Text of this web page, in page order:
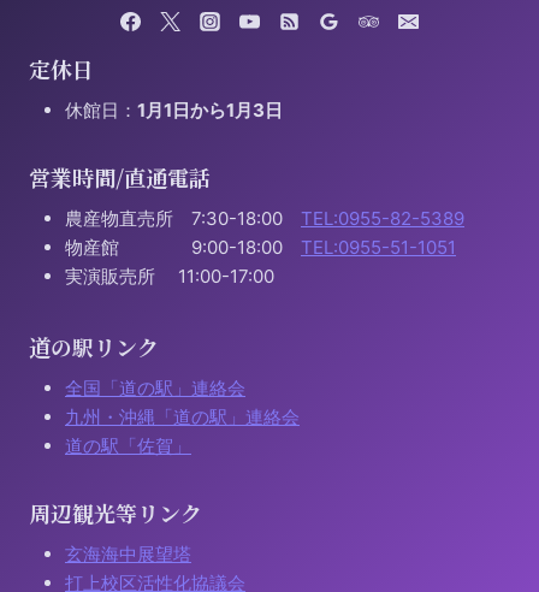
定休日
休館日： 1月1日から1月3日
営業時間/直通電話
農産物直売所 7:30-18:00 TEL:0955-82-5389
物産館 9:00-18:00 TEL:0955-51-1051
実演販売所 11:00-17:00
道の駅リンク
全国「道の駅」連絡会
九州・沖縄「道の駅」連絡会
道の駅「佐賀」
周辺観光等リンク
玄海海中展望塔
打上校区活性化協議会